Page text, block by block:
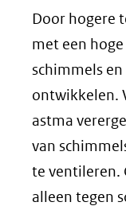
Door hogere
met een
schimmels
ontwikkelen.
astma
van
te ventileren.
alleen tegen